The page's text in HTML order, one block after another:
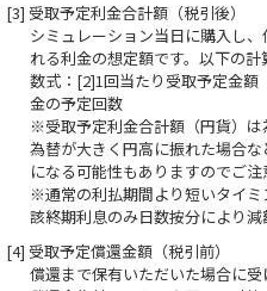
[3] 受取予定利金合計額（税引後）
シミュレーション当日に購入し
れる利金の想定額です。以下の計
数式：[2]1回当たり受取予定金
金の予定回数
※受取予定利金合計額（円貨）は
為替が大きく円高に振れた場合
になる可能性もありますのでご注
※通常の利払期間より短いタイ
該終期利息のみ日数按分により減
[4] 受取予定償還金額（税引前）
償還まで保有いただいた場合に